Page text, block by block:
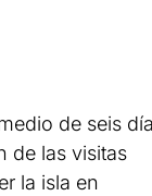
de seis
de las visitas
la isla en